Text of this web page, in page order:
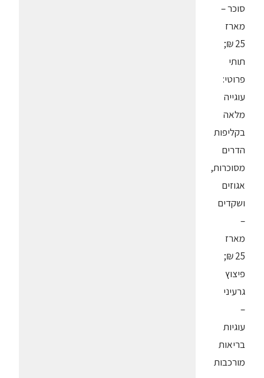
סוכר –
מארז
25 ₪;
תותי
פרוטי:
עוגייה
מלאה
בקליפות
הדרים
מסוכרות,
אגוזים
ושקדים
–
מארז
25 ₪;
פיצוץ
גרעיני
–
עוגיות
בריאות
מורכבות